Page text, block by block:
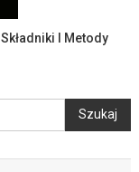
I Metody
Szukaj